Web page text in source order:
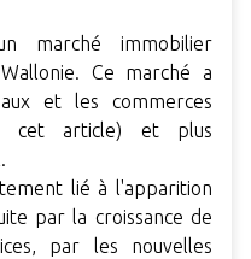
marché immobilier
Ce marché a
et les commerces
cet article) et plus
lié à l'apparition
par la croissance de
par les nouvelles